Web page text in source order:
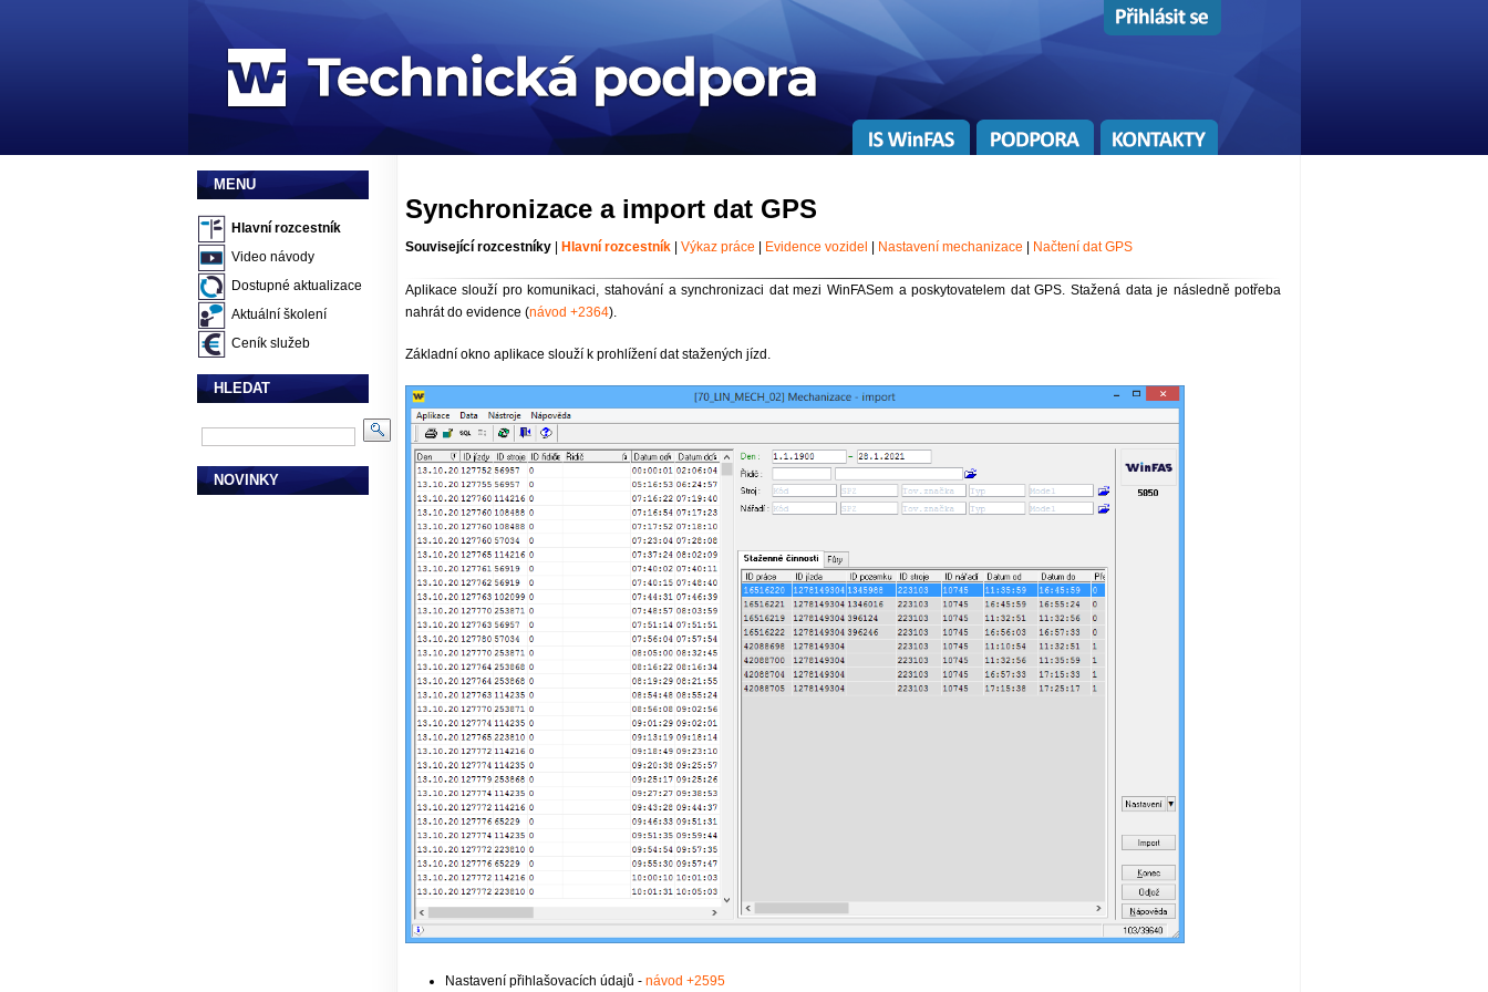
MENU
Hlavní rozcestník
Video návody
Dostupné aktualizace
Aktuální školení
Ceník služeb
HLEDAT
NOVINKY
Synchronizace a import dat GPS
Související rozcestníky| Hlavní rozcestník| Výkaz práce Evidence vozidel Nastavení mechanizace Načtení dat GPS
Aplikace slouží pro komunikaci, stahování a synchronizaci dat mezi WinFASem a poskytovatelem dat GPS. Stažená data je následně potřeba
nahrát do evidence (návod +2364).
Základní okno aplikace slouží k prohlížení dat stažených jízd.
Nastavení přihlašovacích údajů - návod +2595